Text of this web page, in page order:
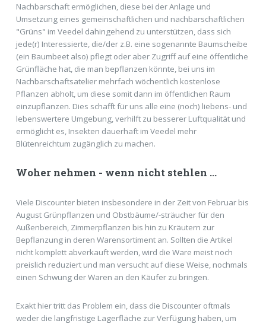
Nachbarschaft ermöglichen, diese bei der Anlage und
Umsetzung eines gemeinschaftlichen und nachbarschaftlichen
"Grüns" im Veedel dahingehend zu unterstützen, dass sich
jede(r) Interessierte, die/der z.B. eine sogenannte Baumscheibe
(ein Baumbeet also) pflegt oder aber Zugriff auf eine öffentliche
Grünfläche hat, die man bepflanzen könnte, bei uns im
Nachbarschaftsatelier mehrfach wöchentlich kostenlose
Pflanzen abholt, um diese somit dann im öffentlichen Raum
einzupflanzen. Dies schafft für uns alle eine (noch) liebens- und
lebenswertere Umgebung, verhilft zu besserer Luftqualität und
ermöglicht es, Insekten dauerhaft im Veedel mehr
Blütenreichtum zugänglich zu machen.
Woher nehmen - wenn nicht stehlen ...
Viele Discounter bieten insbesondere in der Zeit von Februar bis
August Grünpflanzen und Obstbäume/-sträucher für den
Außenbereich, Zimmerpflanzen bis hin zu Kräutern zur
Bepflanzung in deren Warensortiment an. Sollten die Artikel
nicht komplett abverkauft werden, wird die Ware meist noch
preislich reduziert und man versucht auf diese Weise, nochmals
einen Schwung der Waren an den Käufer zu bringen.
Exakt hier tritt das Problem ein, dass die Discounter oftmals
weder die langfristige Lagerfläche zur Verfügung haben, um